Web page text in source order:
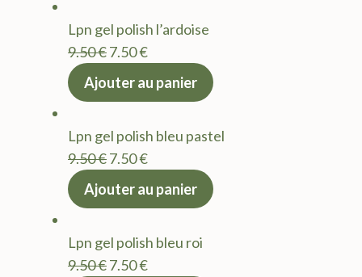
9.50 €.7.50 €.
Lpn gel polish l’ardoise
9.50€Le
prix
9.50 €.
7.50€Le
actuel
7.50 €.
Ajouter au panier
Lpn gel polish bleu pastel
9.50€Le
prix
9.50 €.
7.50€Le
actuel
7.50 €.
Ajouter au panier
Lpn gel polish bleu roi
9.50€Le
7.50€Le